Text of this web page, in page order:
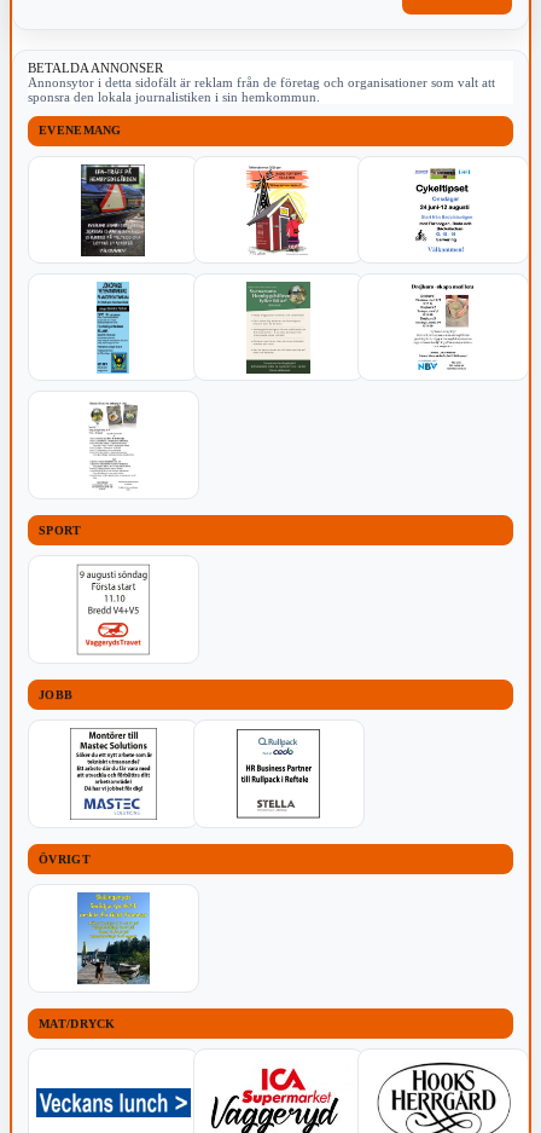
BETALDA ANNONSER
Annonsytor i detta sidofält är reklam från de företag och organisationer som valt att
sponsra den lokala journalistiken i sin hemkommun.
EVENEMANG
SPORT
JOBB
ÖVRIGT
MAT/DRYCK